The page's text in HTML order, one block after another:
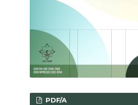
PDF/A